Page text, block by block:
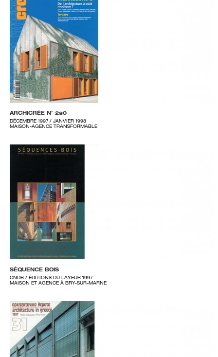
ARCHICRÉE N° 280
DÉCEMBRE 1997 / JANVIER 1998
MAISON-AGENCE TRANSFORMABLE
SÉQUENCE BOIS
CNDB / ÉDITIONS DU LAYEUR 1997
MAISON ET AGENCE À BRY-SUR-MARNE